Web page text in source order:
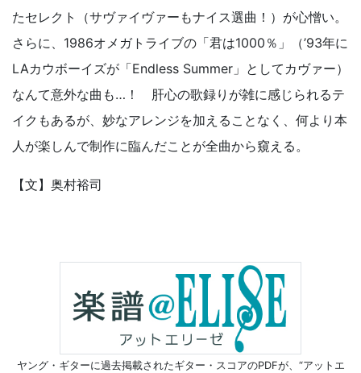
たセレクト（サヴァイヴァーもナイス選曲！）が心憎い。
さらに、1986オメガトライブの「君は1000％」（’93年に
LAカウボーイズが「Endless Summer」としてカヴァー）
なんて意外な曲も…！ 肝心の歌録りが雑に感じられるテ
イクもあるが、妙なアレンジを加えることなく、何より本
人が楽しんで制作に臨んだことが全曲から窺える。
【文】奥村裕司
ヤング・ギターに過去掲載されたギター・スコアのPDFが、 “アットエ